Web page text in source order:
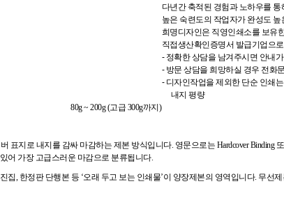
다년간 축적된 경험과 노하우를
높은 숙련도의 작업자가 완성도
희명디자인은 직영인쇄소를 보유
직접생산확인증명서 발급기업으
- 정확한 상담을 남겨주시면 안내
- 방문 상담을 희망하실 경우 전화
- 디자인작업을 제외한 단순 인쇄
내지 평량
80g ~ 200g (고급 300g까지)
표지로 내지를 감싸 마감하는 제본 방식입니다. 영문으로는 Hardcover
어 가장 고급스러운 마감으로 분류됩니다.
집, 한정판 단행본 등 ‘오래 두고 보는 인쇄물’이 양장제본의 영역입니다. 무